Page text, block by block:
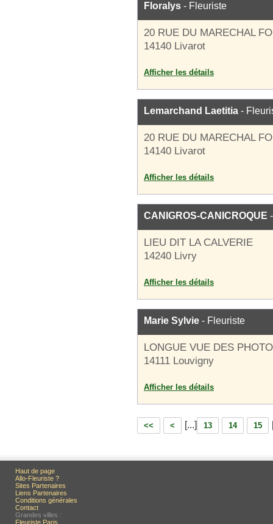
Floralys - Fleuriste
20 RUE DU MARECHAL
14140 Livarot
Afficher les détails
Lemarchand Laetitia -
20 RUE DU MARECHAL
14140 Livarot
Afficher les détails
CANIGROS-CANICROQUE
LIEU DIT LA CALVERIE
14240 Livry
Afficher les détails
Marie Sylvie - Fleuriste
LONGUE VUE DES
14111 Louvigny
Afficher les détails
<< < [...] 13 14 15
Haut de page
Allo-Fleuriste ?
Sites Partenaires
Liens Partenaires
Conditions générales
Contact
Grandes villes :
Fleuriste Paris